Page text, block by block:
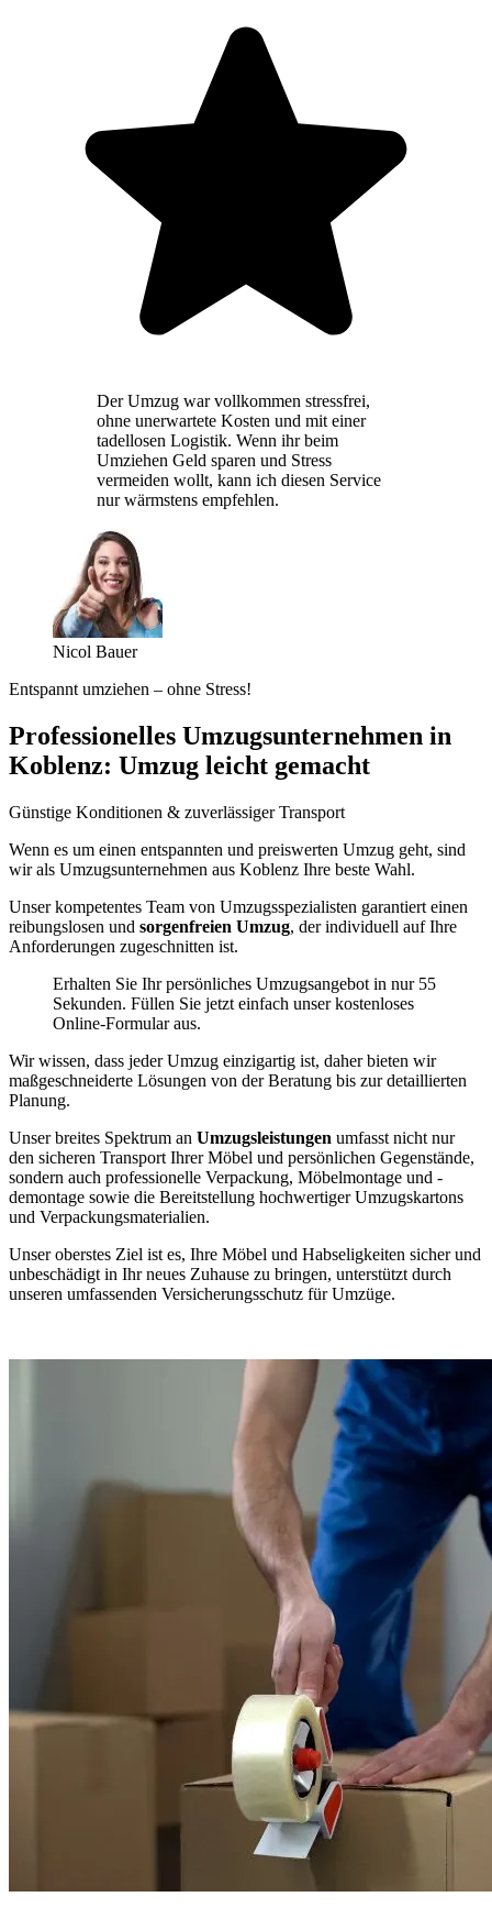
Der Umzug war vollkommen stressfrei,
ohne unerwartete Kosten und mit einer
tadellosen Logistik. Wenn ihr beim
Umziehen Geld sparen und Stress
vermeiden wollt, kann ich diesen Service
nur wärmstens empfehlen.
Nicol Bauer
Entspannt umziehen – ohne Stress!
Professionelles Umzugsunternehmen in
Koblenz: Umzug leicht gemacht
Günstige Konditionen & zuverlässiger Transport
Wenn es um einen entspannten und preiswerten Umzug geht, sind
wir als Umzugsunternehmen aus Koblenz Ihre beste Wahl.
Unser kompetentes Team von Umzugsspezialisten garantiert einen
reibungslosen und sorgenfreien Umzug, der individuell auf Ihre
Anforderungen zugeschnitten ist.
Erhalten Sie Ihr persönliches Umzugsangebot in nur 55
Sekunden. Füllen Sie jetzt einfach unser kostenloses
Online-Formular aus.
Wir wissen, dass jeder Umzug einzigartig ist, daher bieten wir
maßgeschneiderte Lösungen von der Beratung bis zur detaillierten
Planung.
Unser breites Spektrum an Umzugsleistungen umfasst nicht nur
den sicheren Transport Ihrer Möbel und persönlichen Gegenstände,
sondern auch professionelle Verpackung, Möbelmontage und -
demontage sowie die Bereitstellung hochwertiger Umzugskartons
und Verpackungsmaterialien.
Unser oberstes Ziel ist es, Ihre Möbel und Habseligkeiten sicher und
unbeschädigt in Ihr neues Zuhause zu bringen, unterstützt durch
unseren umfassenden Versicherungsschutz für Umzüge.